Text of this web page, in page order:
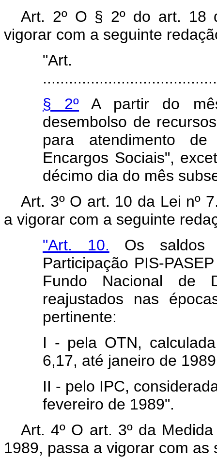
Art. 2º O § 2º do art. 18
vigorar com a seguinte
§ 2º A partir do
desembolso de
para atendimento
Encargos Sociais",
décimo dia do mês
Art. 3º O art. 10 da Lei nº
a vigorar com a seguinte
"Art. 10. Os saldos
Participação PIS-
Fundo Nacional de
reajustados nas
pertinente:
I - pela OTN,
6,17, até janeiro de
II - pelo IPC,
fevereiro de 1989".
Art. 4º O art. 3º da
1989, passa a vigorar com as